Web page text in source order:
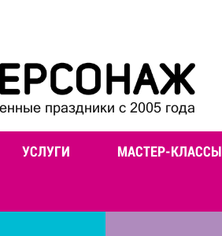
праздники с 2005 года
УСЛУГИ МАСТЕР-КЛАССЫ